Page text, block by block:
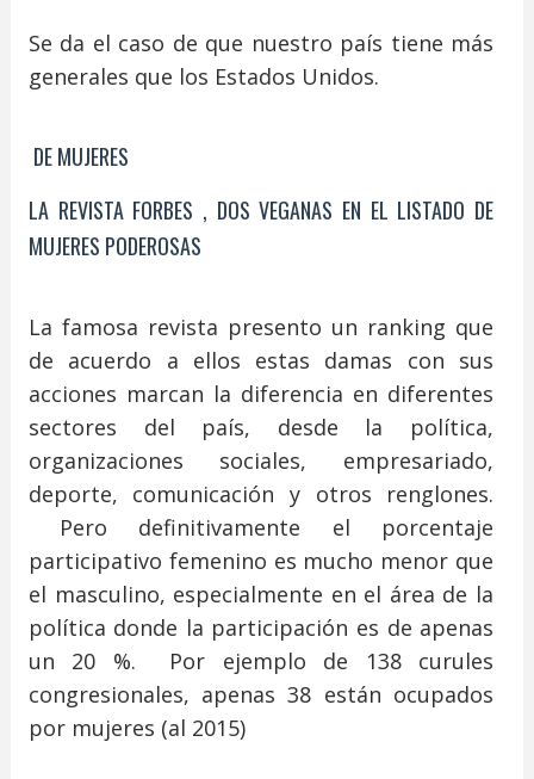
Se da el caso de que nuestro país tiene más
generales que los Estados Unidos.
DE MUJERES
LA REVISTA FORBES , DOS VEGANAS EN EL LISTADO DE
MUJERES PODEROSAS
La famosa revista presento un ranking que
de acuerdo a ellos estas damas con sus
acciones marcan la diferencia en diferentes
sectores del país, desde la política,
organizaciones sociales, empresariado,
deporte, comunicación y otros renglones.
Pero definitivamente el porcentaje
participativo femenino es mucho menor que
el masculino, especialmente en el área de la
política donde la participación es de apenas
un 20 %. Por ejemplo de 138 curules
congresionales, apenas 38 están ocupados
por mujeres (al 2015)